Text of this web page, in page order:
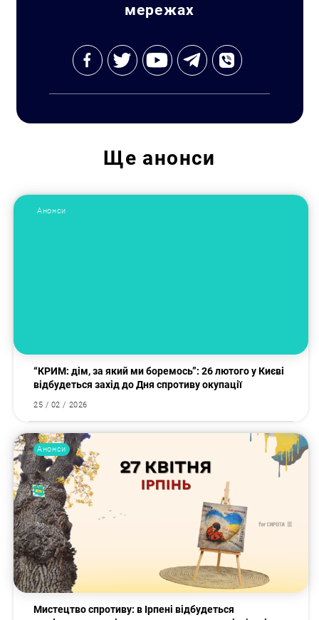
мережах
Ще анонси
Анонси
“КРИМ: дім, за який ми боремось”: 26 лютого у Києві
відбудеться захід до Дня спротиву окупації
25 / 02 / 2026
Анонси
Мистецтво спротиву: в Ірпені відбудеться